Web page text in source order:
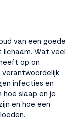
van een goede
lichaam. Wat veel
op on
verantwoordelijk
infecties en
hoe slaap en je
en hoe een